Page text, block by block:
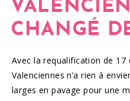
CHANGÉ
Avec la requalification de 17
Valenciennes n’a rien à
larges en pavage pour une